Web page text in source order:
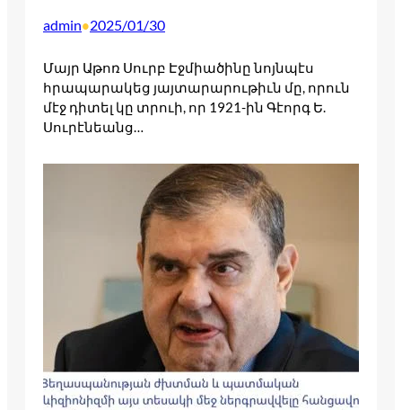
admin•2025/01/30
Մայր Աթոռ Սուրբ Էջմիածինը նոյնպէս
հրապարակեց յայտարարութիւն մը, որուն
մէջ դիտել կը տրուի, որ 1921-ին Գէորգ Ե.
Սուրէնեանց…